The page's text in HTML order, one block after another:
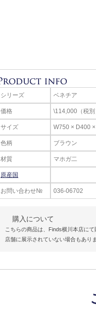
シリーズ ベネチア
価格 \114,000（税別
サイズ W750 × D400
色柄 ブラウン
材質 マホガ二
原産国
お問い合わせ№ 036-06702
購入について
こちらの商品は、Finds横川本店にて
店舗に展示されていない場合もあり